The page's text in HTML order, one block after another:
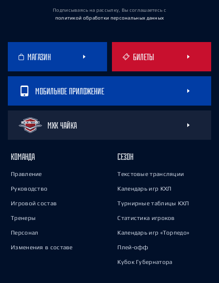
Подписываясь на рассылку, Вы соглашаетесь с
политикой обработки персональных данных
МАГАЗИН БИЛЕТЫ
МОБИЛЬНОЕ ПРИЛОЖЕНИЕ
МХК ЧАЙКА
КОМАНДА
Правление
Руководство
Игровой состав
Тренеры
Персонал
Изменения в составе
СЕЗОН
Текстовые трансляции
Календарь игр КХЛ
Турнирные таблицы КХЛ
Статистика игроков
Календарь игр «Торпедо»
Плей-офф
Кубок Губернатора